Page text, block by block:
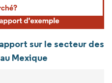
sur le secteur des
Mexique